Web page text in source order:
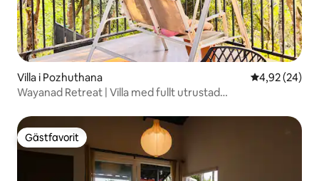
Villa i Pozhuthana 4,92 av 5 i
4,92 (24)
Wayanad Retreat | Villa med fullt utrustad
Gästfavorit
Gästfavorit